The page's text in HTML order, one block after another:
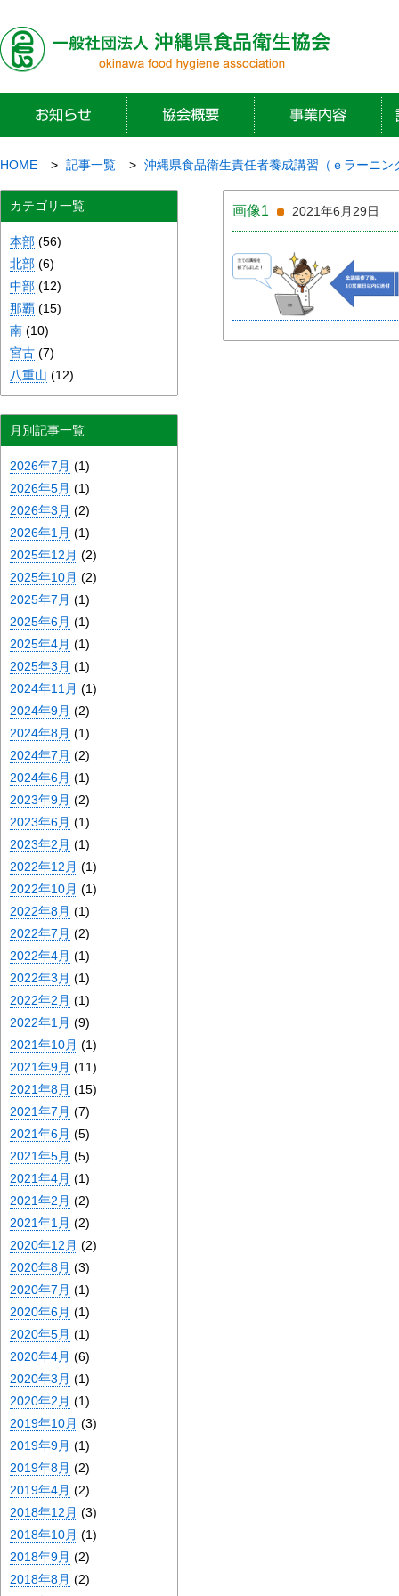
HOME 記事一覧 沖縄県食品衛生責任者養成講習（ｅラーニン
カテゴリ一覧
本部 (56)
北部 (6)
中部 (12)
那覇 (15)
南 (10)
宮古 (7)
八重山 (12)
月別記事一覧
2026年7月 (1)
2026年5月 (1)
2026年3月 (2)
2026年1月 (1)
2025年12月 (2)
2025年10月 (2)
2025年7月 (1)
2025年6月 (1)
2025年4月 (1)
2025年3月 (1)
2024年11月 (1)
2024年9月 (2)
2024年8月 (1)
2024年7月 (2)
2024年6月 (1)
2023年9月 (2)
2023年6月 (1)
2023年2月 (1)
2022年12月 (1)
2022年10月 (1)
2022年8月 (1)
2022年7月 (2)
2022年4月 (1)
2022年3月 (1)
2022年2月 (1)
2022年1月 (9)
2021年10月 (1)
2021年9月 (11)
2021年8月 (15)
2021年7月 (7)
2021年6月 (5)
2021年5月 (5)
2021年4月 (1)
2021年2月 (2)
2021年1月 (2)
2020年12月 (2)
2020年8月 (3)
2020年7月 (1)
2020年6月 (1)
2020年5月 (1)
2020年4月 (6)
2020年3月 (1)
2020年2月 (1)
2019年10月 (3)
2019年9月 (1)
2019年8月 (2)
2019年4月 (2)
2018年12月 (3)
2018年10月 (1)
2018年9月 (2)
2018年8月 (2)
画像1 2021年6月29日